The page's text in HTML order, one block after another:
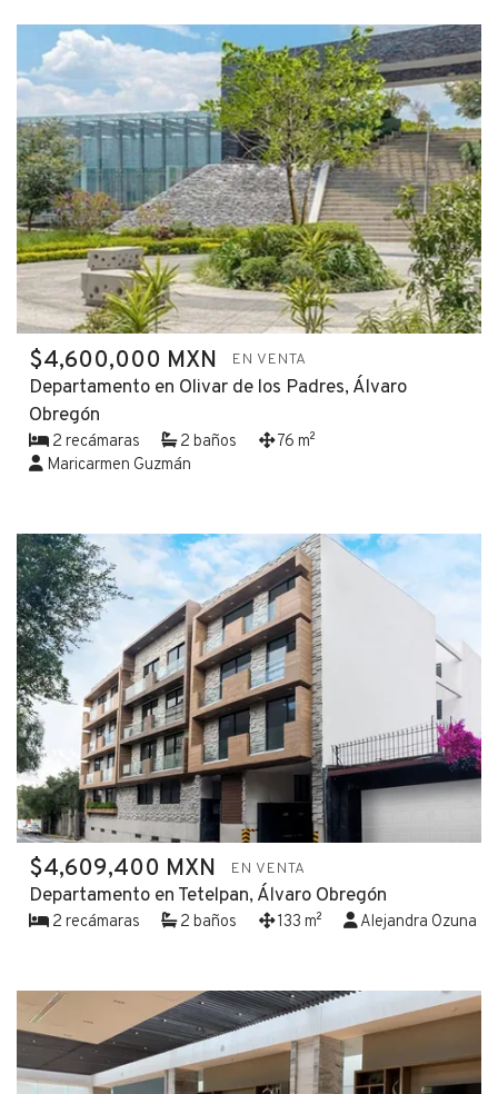
$4,600,000 MXN EN VENTA
Departamento en Olivar de los Padres, Álvaro
Obregón
2 recámaras 2 baños
76 m²
Maricarmen Guzmán
$4,609,400 MXN EN VENTA
Departamento en Tetelpan, Álvaro Obregón
2 recámaras 2 baños 133 m² Alejandra Ozuna